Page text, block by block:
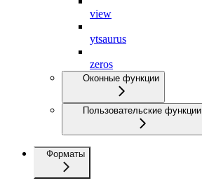
view
ytsaurus
zeros
Оконные функции
Пользовательские функции
Форматы